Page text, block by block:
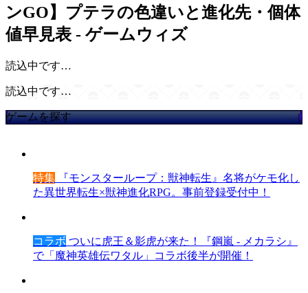
ンGO】プテラの色違いと進化先・個体
値早見表 - ゲームウィズ
読込中です…
読込中です…
ゲームを探す
特集 『モンスターループ：獣神転生』名将がケモ化し
た異世界転生×獣神進化RPG。事前登録受付中！
コラボ ついに虎王＆影虎が来た！『鋼嵐 - メカラシ』
で「魔神英雄伝ワタル」コラボ後半が開催！